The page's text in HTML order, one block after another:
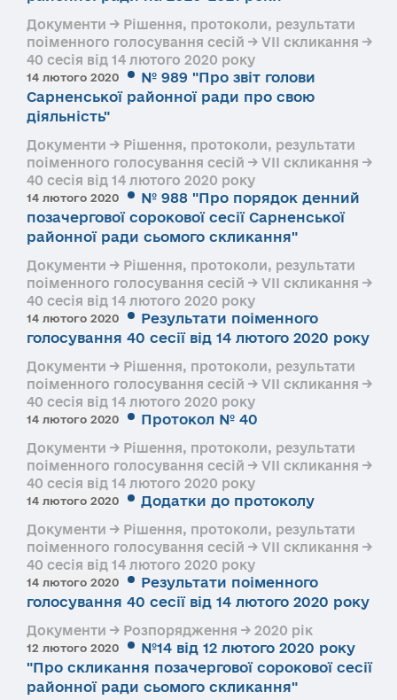
Документи → Рішення, протоколи, результати
поіменного голосування сесій → VII скликання →
40 сесія від 14 лютого 2020 року
14 лютого 2020
№ 989 "Про звіт голови
Сарненської районної ради про свою
діяльність"
Документи → Рішення, протоколи, результати
поіменного голосування сесій → VII скликання →
40 сесія від 14 лютого 2020 року
14 лютого 2020
№ 988 "Про порядок денний
позачергової сорокової сесії Сарненської
районної ради сьомого скликання"
Документи → Рішення, протоколи, результати
поіменного голосування сесій → VII скликання →
40 сесія від 14 лютого 2020 року
14 лютого 2020
Результати поіменного
голосування 40 сесії від 14 лютого 2020 року
Документи → Рішення, протоколи, результати
поіменного голосування сесій → VII скликання →
40 сесія від 14 лютого 2020 року
14 лютого 2020 Протокол № 40
Документи → Рішення, протоколи, результати
поіменного голосування сесій → VII скликання →
40 сесія від 14 лютого 2020 року
14 лютого 2020 Додатки до протоколу
Документи → Рішення, протоколи, результати
поіменного голосування сесій → VII скликання →
40 сесія від 14 лютого 2020 року
14 лютого 2020
Результати поіменного
голосування 40 сесії від 14 лютого 2020 року
Документи → Розпорядження → 2020 рік
12 лютого 2020
№14 від 12 лютого 2020 року
"Про скликання позачергової сорокової сесії
районної ради сьомого скликання"